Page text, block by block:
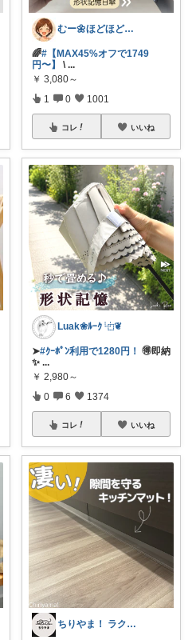
むー🌼ほどほど生活🌼
🌈#【MAX45%オフで1749
円〜】
\ ...
￥ 3,080～
1 0 1001
コレ いいね
Luak❀ﾙｰｸ ⿻❦
➤#ｸｰﾎﾟﾝ利用で1280円！ 🉐即納
✨ ...
￥ 2,980～
0 6 1374
コレ いいね
ちりやま！ ラク×便利グッズ🫧